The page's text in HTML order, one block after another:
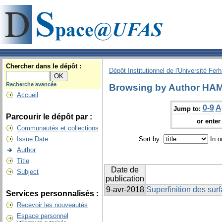
Chercher dans le dépôt :
Recherche avancée
Accueil
Parcourir le dépôt par :
Communautés et collections
Issue Date
Author
Title
Subject
Services personnalisés :
Recevoir les nouveautés
Espace personnel
Dépôt Institutionnel de l'Université
Browsing by Author
Jump to: 0-9 A
or
Sort by: In
Date de
publication
9-avr-2018 Superfinition des